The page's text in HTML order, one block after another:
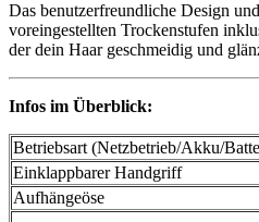
Das benutzerfreundliche Design
voreingestellten Trockenstufen
der dein Haar geschmeidig und
Infos im Überblick:
Betriebsart (Netzbetrieb/Akku/
Einklappbarer Handgriff
Aufhängeöse